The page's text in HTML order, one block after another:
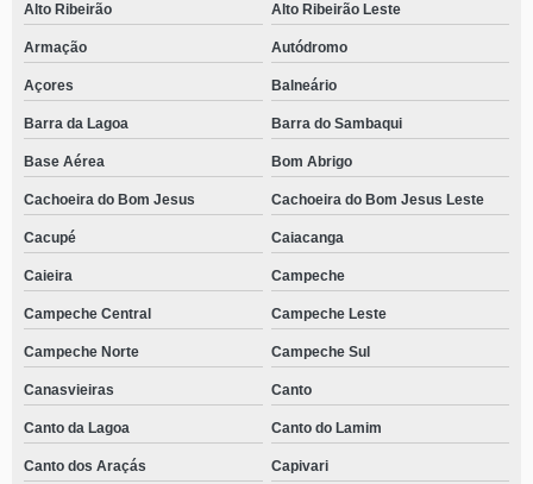
Alto Ribeirão Alto Ribeirão Leste
Armação Autódromo
Açores Balneário
Barra da Lagoa Barra do Sambaqui
Base Aérea Bom Abrigo
Cachoeira do Bom Jesus Cachoeira do Bom Jesus Leste
Cacupé Caiacanga
Caieira Campeche
Campeche Central Campeche Leste
Campeche Norte Campeche Sul
Canasvieiras Canto
Canto da Lagoa Canto do Lamim
Canto dos Araçás Capivari